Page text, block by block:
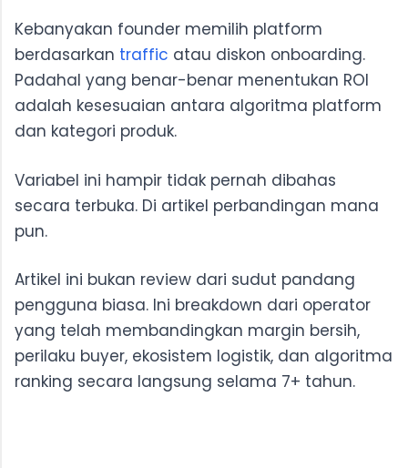
Kebanyakan founder memilih platform
berdasarkan traffic atau diskon onboarding.
Padahal yang benar-benar menentukan ROI
adalah kesesuaian antara algoritma platform
dan kategori produk.
Variabel ini hampir tidak pernah dibahas
secara terbuka. Di artikel perbandingan mana
pun.
Artikel ini bukan review dari sudut pandang
pengguna biasa. Ini breakdown dari operator
yang telah membandingkan margin bersih,
perilaku buyer, ekosistem logistik, dan algoritma
ranking secara langsung selama 7+ tahun.